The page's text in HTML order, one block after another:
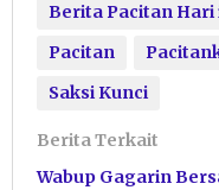
Berita Pacitan Hari
Pacitan
Saksi Kunci
Berita Terkait
Wabup Gagarin